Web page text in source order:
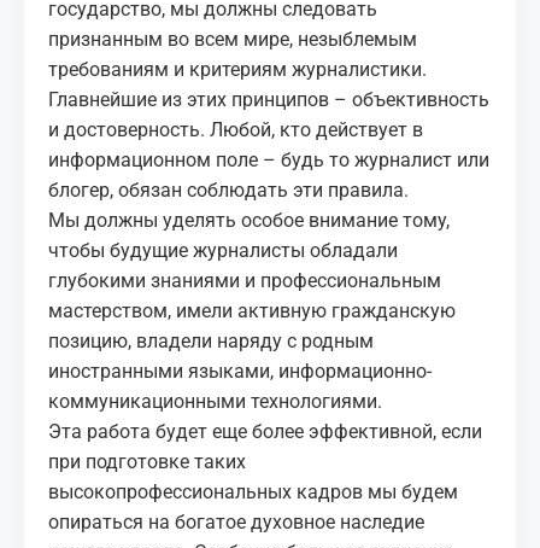
государство, мы должны следовать
признанным во всем мире, незыблемым
требованиям и критериям журналистики.
Главнейшие из этих принципов – объективность
и достоверность. Любой, кто действует в
информационном поле – будь то журналист или
блогер, обязан соблюдать эти правила.
Мы должны уделять особое внимание тому,
чтобы будущие журналисты обладали
глубокими знаниями и профессиональным
мастерством, имели активную гражданскую
позицию, владели наряду с родным
иностранными языками, информационно-
коммуникационными технологиями.
Эта работа будет еще более эффективной, если
при подготовке таких
высокопрофессиональных кадров мы будем
опираться на богатое духовное наследие